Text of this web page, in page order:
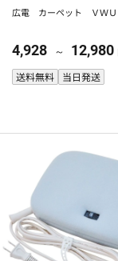
広電 カーペット ＶＷＵ
4,928 ～ 12,980
送料無料 当日発送